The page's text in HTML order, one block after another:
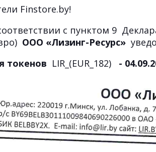
Finstore.by!
с пунктом 9
ООО «Лизинг-Ресурс»
токенов LIR _(EUR _182) -